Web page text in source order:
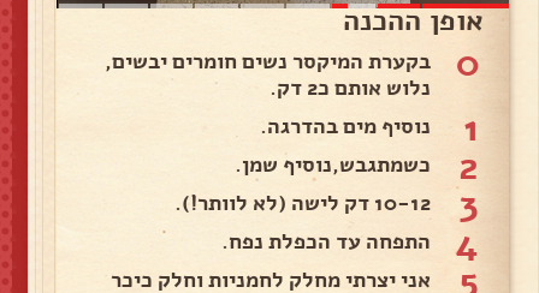
אופן ההכנה
0
בקערת המיקסר נשים חומרים יבשים,
נלוש אותם כ2 דק.
1 נוסיף מים בהדרגה.
2 כשמתגבש,נוסיף שמן.
3 10-12 דק לישה (לא לוותר!).
4 התפחה עד הכפלת נפח.
5
אני יצרתי מחלק לחמניות וחלק כיכר